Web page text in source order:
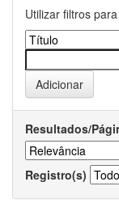
Utilizar filtros
Resultados/
Registro(s)